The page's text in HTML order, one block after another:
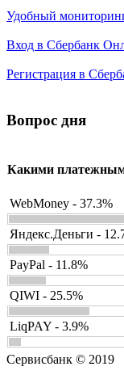
Удобный
Вход в Сбербанк
Регистрация в
Вопрос дня
Какими
WebMoney - 37.3%
Яндекс.Деньги -
PayPal - 11.8%
QIWI - 25.5%
LiqPAY - 3.9%
Сервисбанк © 2019